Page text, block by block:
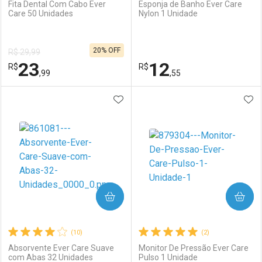
Comprar sem Desconto
Por R$ 35,77/cada
Comprar sem Desconto
Por R$ 35,77/cada
Comprar sem Desconto
Por R$ 34,82/cada
Por R$ 34,82/cada
Fita Dental Com Cabo Ever
Care 50 Unidades
R$ 29,99
R$23,99
20% OFF
Laboratório
Por Menos
Esponja de Banho Ever Care
Nylon 1 Unidade
R$12,55
Laboratório
Por Menos
(10)
Absorvente Ever Care Suave
com Abas 32 Unidades
ADICIONAR AOS FAVORITOS
COMPRAR
(2)
Monitor De Pressão Ever Care
Pulso 1 Unidade
COMPRAR